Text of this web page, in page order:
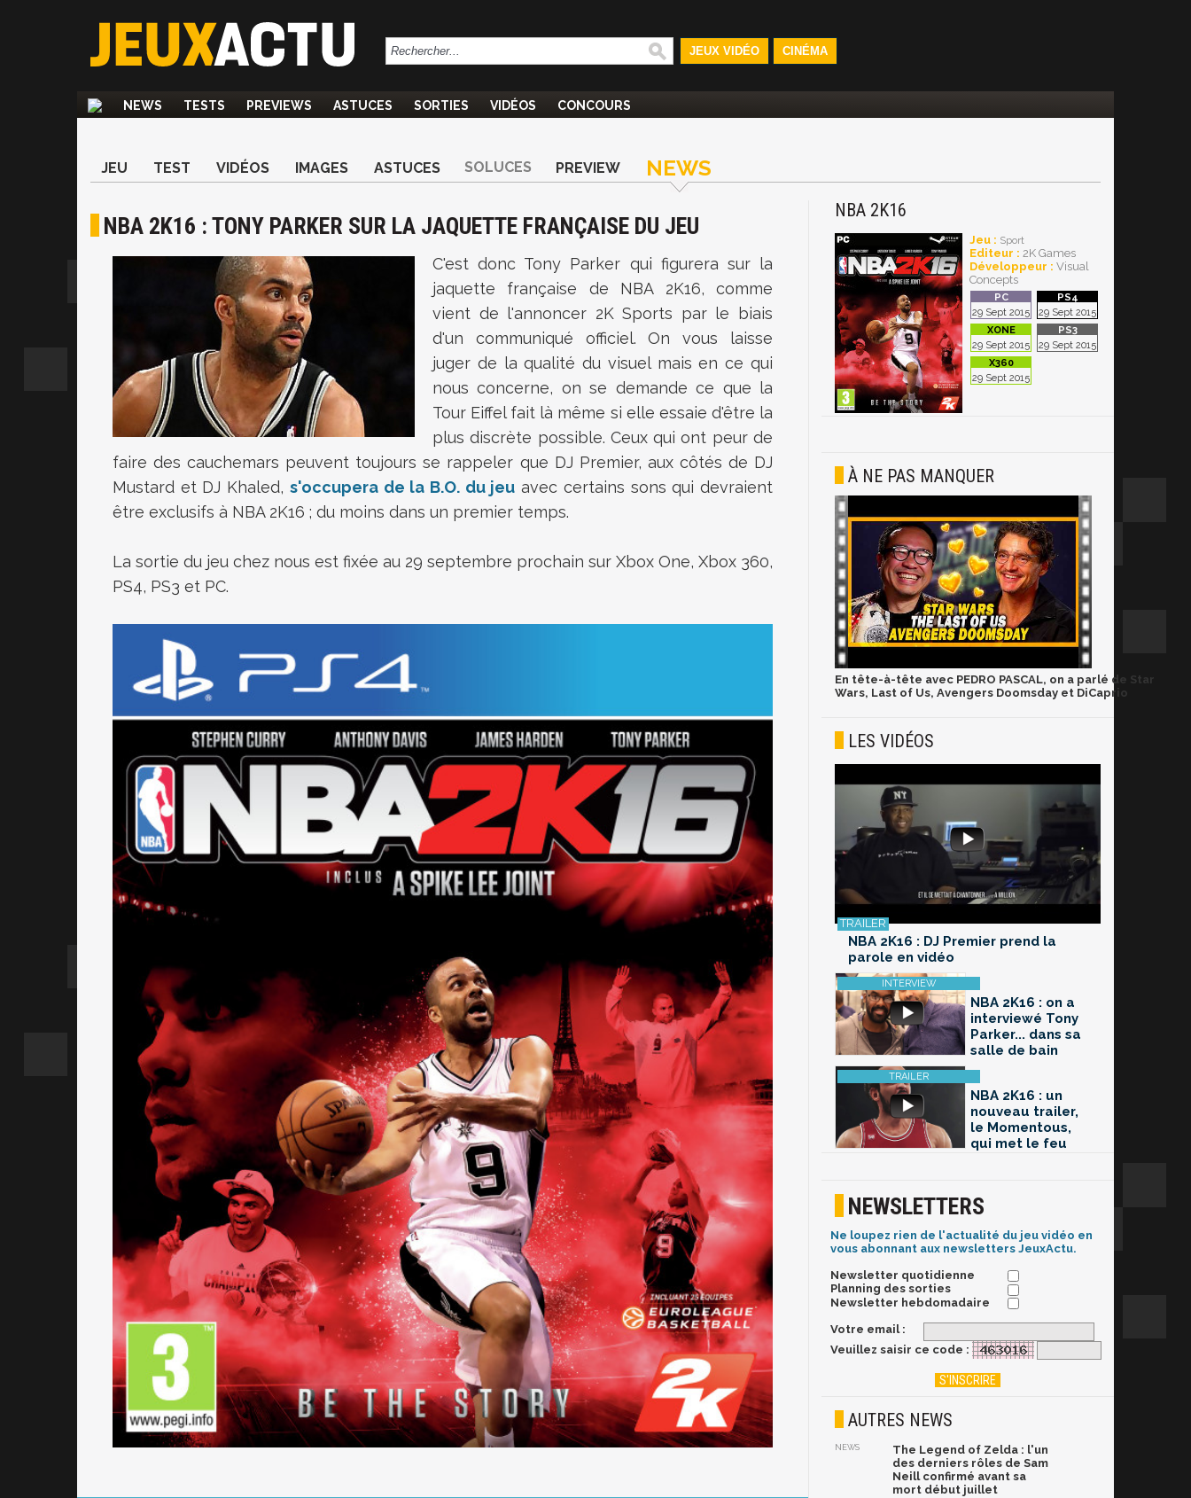
JEUX VIDÉO CINÉMA
NEWS TESTS PREVIEWS ASTUCES SORTIES VIDÉOS CONCOURS
JEU TEST VIDÉOS IMAGES ASTUCES SOLUCES PREVIEW NEWS
NBA 2K16 : TONY PARKER SUR LA JAQUETTE FRANÇAISE DU JEU
C'est donc Tony Parker qui figurera sur la
jaquette française de NBA 2K16, comme
vient de l'annoncer 2K Sports par le biais
d'un communiqué officiel. On vous laisse
juger de la qualité du visuel mais en ce qui
nous concerne, on se demande ce que la
Tour Eiffel fait là même si elle essaie d'être la
plus discrète possible. Ceux qui ont peur de
faire des cauchemars peuvent toujours se rappeler que DJ Premier, aux côtés de DJ
Mustard et DJ Khaled, s'occupera de la B.O. du jeu avec certains sons qui devraient
être exclusifs à NBA 2K16 ; du moins dans un premier temps.
La sortie du jeu chez nous est fixée au 29 septembre prochain sur Xbox One, Xbox 360,
PS4, PS3 et PC.
NBA 2K16
Jeu : Sport
Editeur : 2K Games
Développeur : Visual
Concepts
29 Sept 2015 29 Sept 2015
29 Sept 2015 29 Sept 2015
29 Sept 2015
À NE PAS MANQUER
En tête-à-tête avec PEDRO PASCAL, on a parlé de Star
Wars, Last of Us, Avengers Doomsday et DiCaprio
LES VIDÉOS
NBA 2K16 : DJ Premier prend la
parole en vidéo
NBA 2K16 : on a
interviewé Tony
Parker... dans sa
salle de bain
NBA 2K16 : un
nouveau trailer,
le Momentous,
qui met le feu
NEWSLETTERS
Ne loupez rien de l'actualité du jeu vidéo en
vous abonnant aux newsletters JeuxActu.
Newsletter quotidienne
Planning des sorties
Newsletter hebdomadaire
Votre email :
Veuillez saisir ce code :
AUTRES NEWS
NEWS
The Legend of Zelda : l'un
des derniers rôles de Sam
Neill confirmé avant sa
mort début juillet